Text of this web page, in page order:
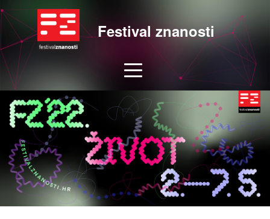
Festival znanosti